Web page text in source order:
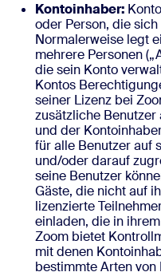
Kontoinhaber:
oder Person, die
Normalerweise legt
mehrere Personen
die sein Konto
Kontos
seiner Lizenz bei
zusätzliche Benutzer
und der
für alle Benutzer auf
und/oder darauf
seine Benutzer
Gäste, die nicht auf
lizenzierte
einladen, die in
Zoom bietet
mit denen
bestimmte Arten von